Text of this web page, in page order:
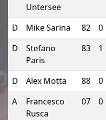
Untersee
D Mike Sarina 82 0
D
Stefano
Paris
83 1
D Alex Motta 88 0
A
Francesco
Rusca
07 0